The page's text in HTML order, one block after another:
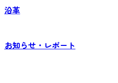
沿革
お知らせ・レポート